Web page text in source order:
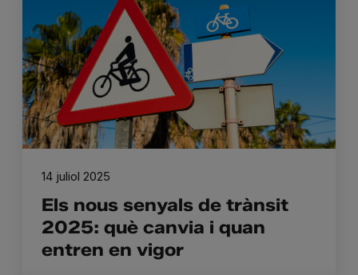
Els nous senyals de trànsit
2025: què canvia i quan
entren en vigor
14 juliol 2025